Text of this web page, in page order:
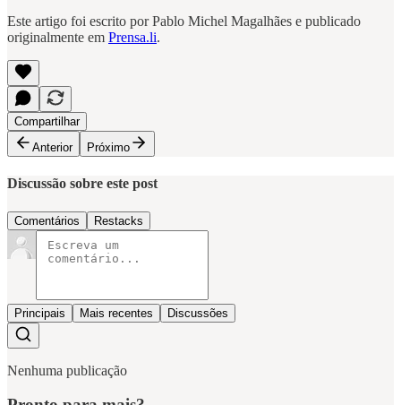
Este artigo foi escrito por Pablo Michel Magalhães e publicado
originalmente em Prensa.li.
Compartilhar
Anterior
Próximo
Discussão sobre este post
Comentários Restacks
Principais Mais recentes Discussões
Nenhuma publicação